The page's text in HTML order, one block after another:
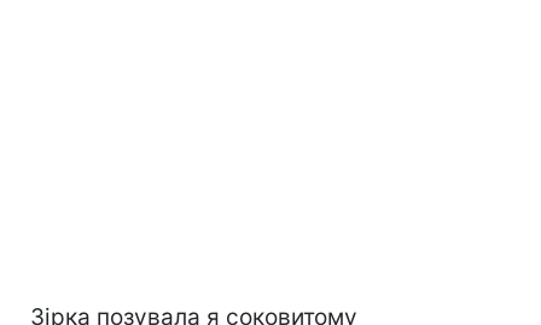
Зірка позувала я соковитому